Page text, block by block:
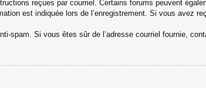
reçues par courriel. Certains forums peuvent
est indiquée lors de l’enregistrement. Si vous avez
spam. Si vous êtes sûr de l’adresse courriel fournie,